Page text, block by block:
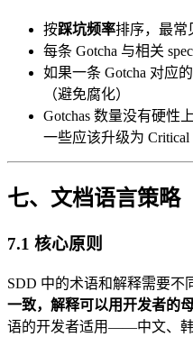
按踩坑频率排序，最常
每条 Gotcha 与相关
如果一条 Gotcha 对应
（避免腐化）
Gotchas 数量没有硬性
一些应该升级为 Critical
七、文档语言策略
7.1 核心原则
SDD 中的术语和解释需要不
一致，解释可以用开发者的母
语的开发者适用——中文、